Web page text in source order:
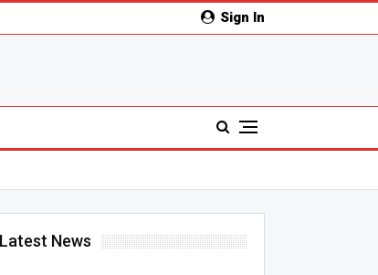
Sign In
Latest News